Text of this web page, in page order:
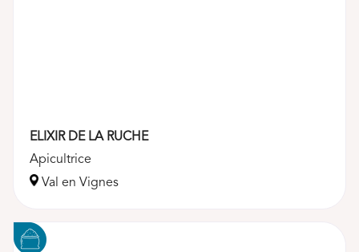
ELIXIR DE LA RUCHE
Apicultrice
Val en Vignes